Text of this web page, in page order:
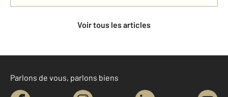
Voir tous les articles
Parlons de vous, parlons biens